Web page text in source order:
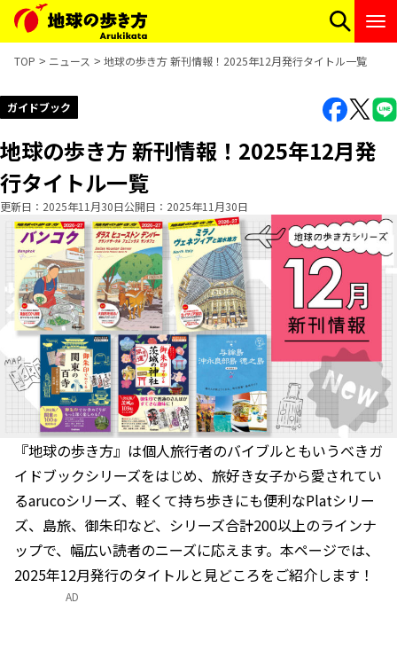
TOP ニュース 地球の歩き方 新刊情報！2025年12月発行タイトル一覧
ガイドブック
地球の歩き方 新刊情報！2025年12月発
行タイトル一覧
更新日 2025年11月30日公開日 2025年11月30日
『地球の歩き方』は個人旅行者のバイブルともいうべきガ
イドブックシリーズをはじめ、旅好き女子から愛されてい
るarucoシリーズ、軽くて持ち歩きにも便利なPlatシリー
ズ、島旅、御朱印など、シリーズ合計200以上のラインナ
ップで、幅広い読者のニーズに応えます。本ページでは、
2025年12月発行のタイトルと見どころをご紹介します！
AD